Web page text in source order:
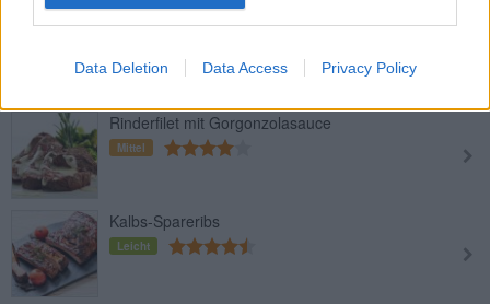
Data Deletion Data Access Privacy Policy
Gebackener Rostbraten
Rinderfilet mit Gorgonzolasauce
Mittel
Kalbs-Spareribs
Leicht